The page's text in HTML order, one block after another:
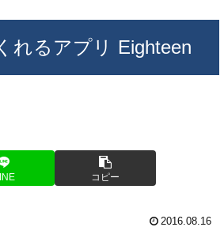
れるアプリ Eighteen
コピー
2016.08.16